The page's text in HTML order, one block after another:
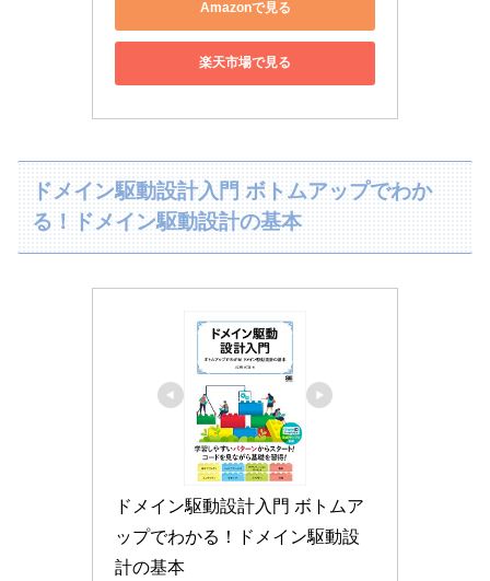
Amazonで見る
楽天市場で見る
ドメイン駆動設計入門 ボトムアップでわか
る！ドメイン駆動設計の基本
ドメイン駆動設計入門 ボトムア
ップでわかる！ドメイン駆動設
計の基本